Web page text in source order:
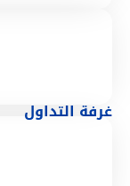
غرفة التداول